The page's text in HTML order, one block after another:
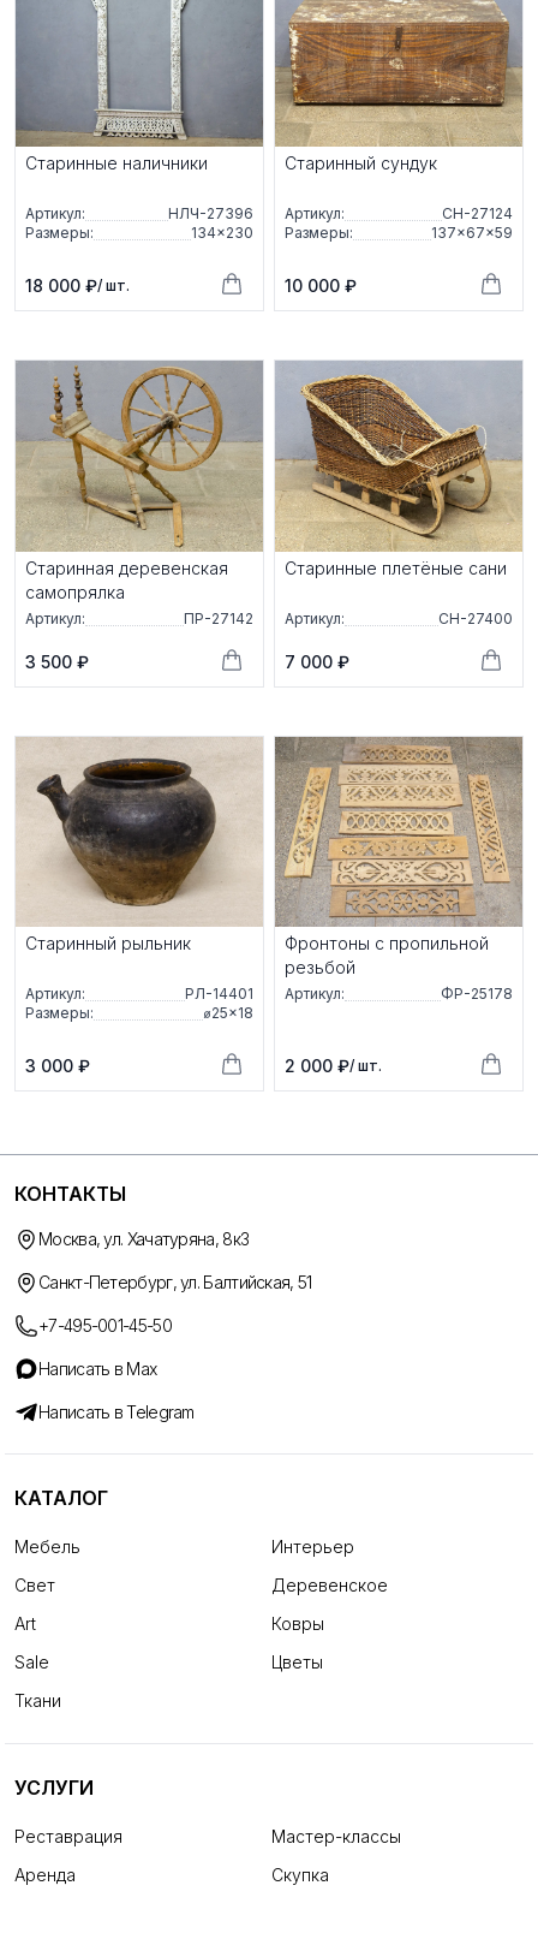
Старинные наличники
Артикул:
НЛЧ-27396
Размеры:
134×230
18 000 ₽/ шт.
Старинный сундук
Артикул:
СН-27124
Размеры:
137×67×59
10 000 ₽
Старинная деревенская
самопрялка
Артикул: ПР-27142
3 500 ₽
Старинные плетёные сани
Артикул: СН-27400
7 000 ₽
Старинный рыльник
Артикул:
РЛ-14401
Размеры:
⌀25×18
3 000 ₽
Фронтоны с пропильной
резьбой
Артикул: ФР-25178
2 000 ₽/ шт.
КОНТАКТЫ
Москва, ул. Хачатуряна, 8к3
Санкт-Петербург, ул. Балтийская, 51
+7-495-001-45-50
Написать в Max
Написать в Telegram
КАТАЛОГ
Мебель
Интерьер
Свет
Деревенское
Art
Ковры
Sale
Цветы
Ткани
УСЛУГИ
Реставрация
Мастер-классы
Аренда
Скупка